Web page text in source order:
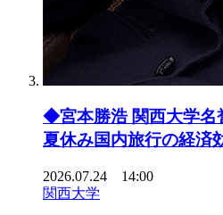
◆宮本勝浩 関西大学名
夏休み国内旅行の経済
2026.07.24 14:00
関西大学